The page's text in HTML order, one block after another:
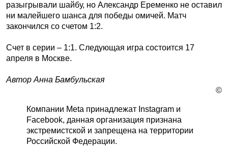
разыгрывали шайбу, но Александр Еременко не оставил
ни малейшего шанса для победы омичей. Матч
закончился со счетом 1:2.
Счет в серии – 1:1. Следующая игра состоится 17
апреля в Москве.
Автор Анна Бамбульская
©
Компании Meta принадлежат Instagram и
Facebook, данная организация признана
экстремистской и запрещена на территории
Российской Федерации.